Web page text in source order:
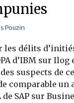
Pouzin
les délits
d’IBM sur Ilog
suspects de
comparable un
de SAP sur